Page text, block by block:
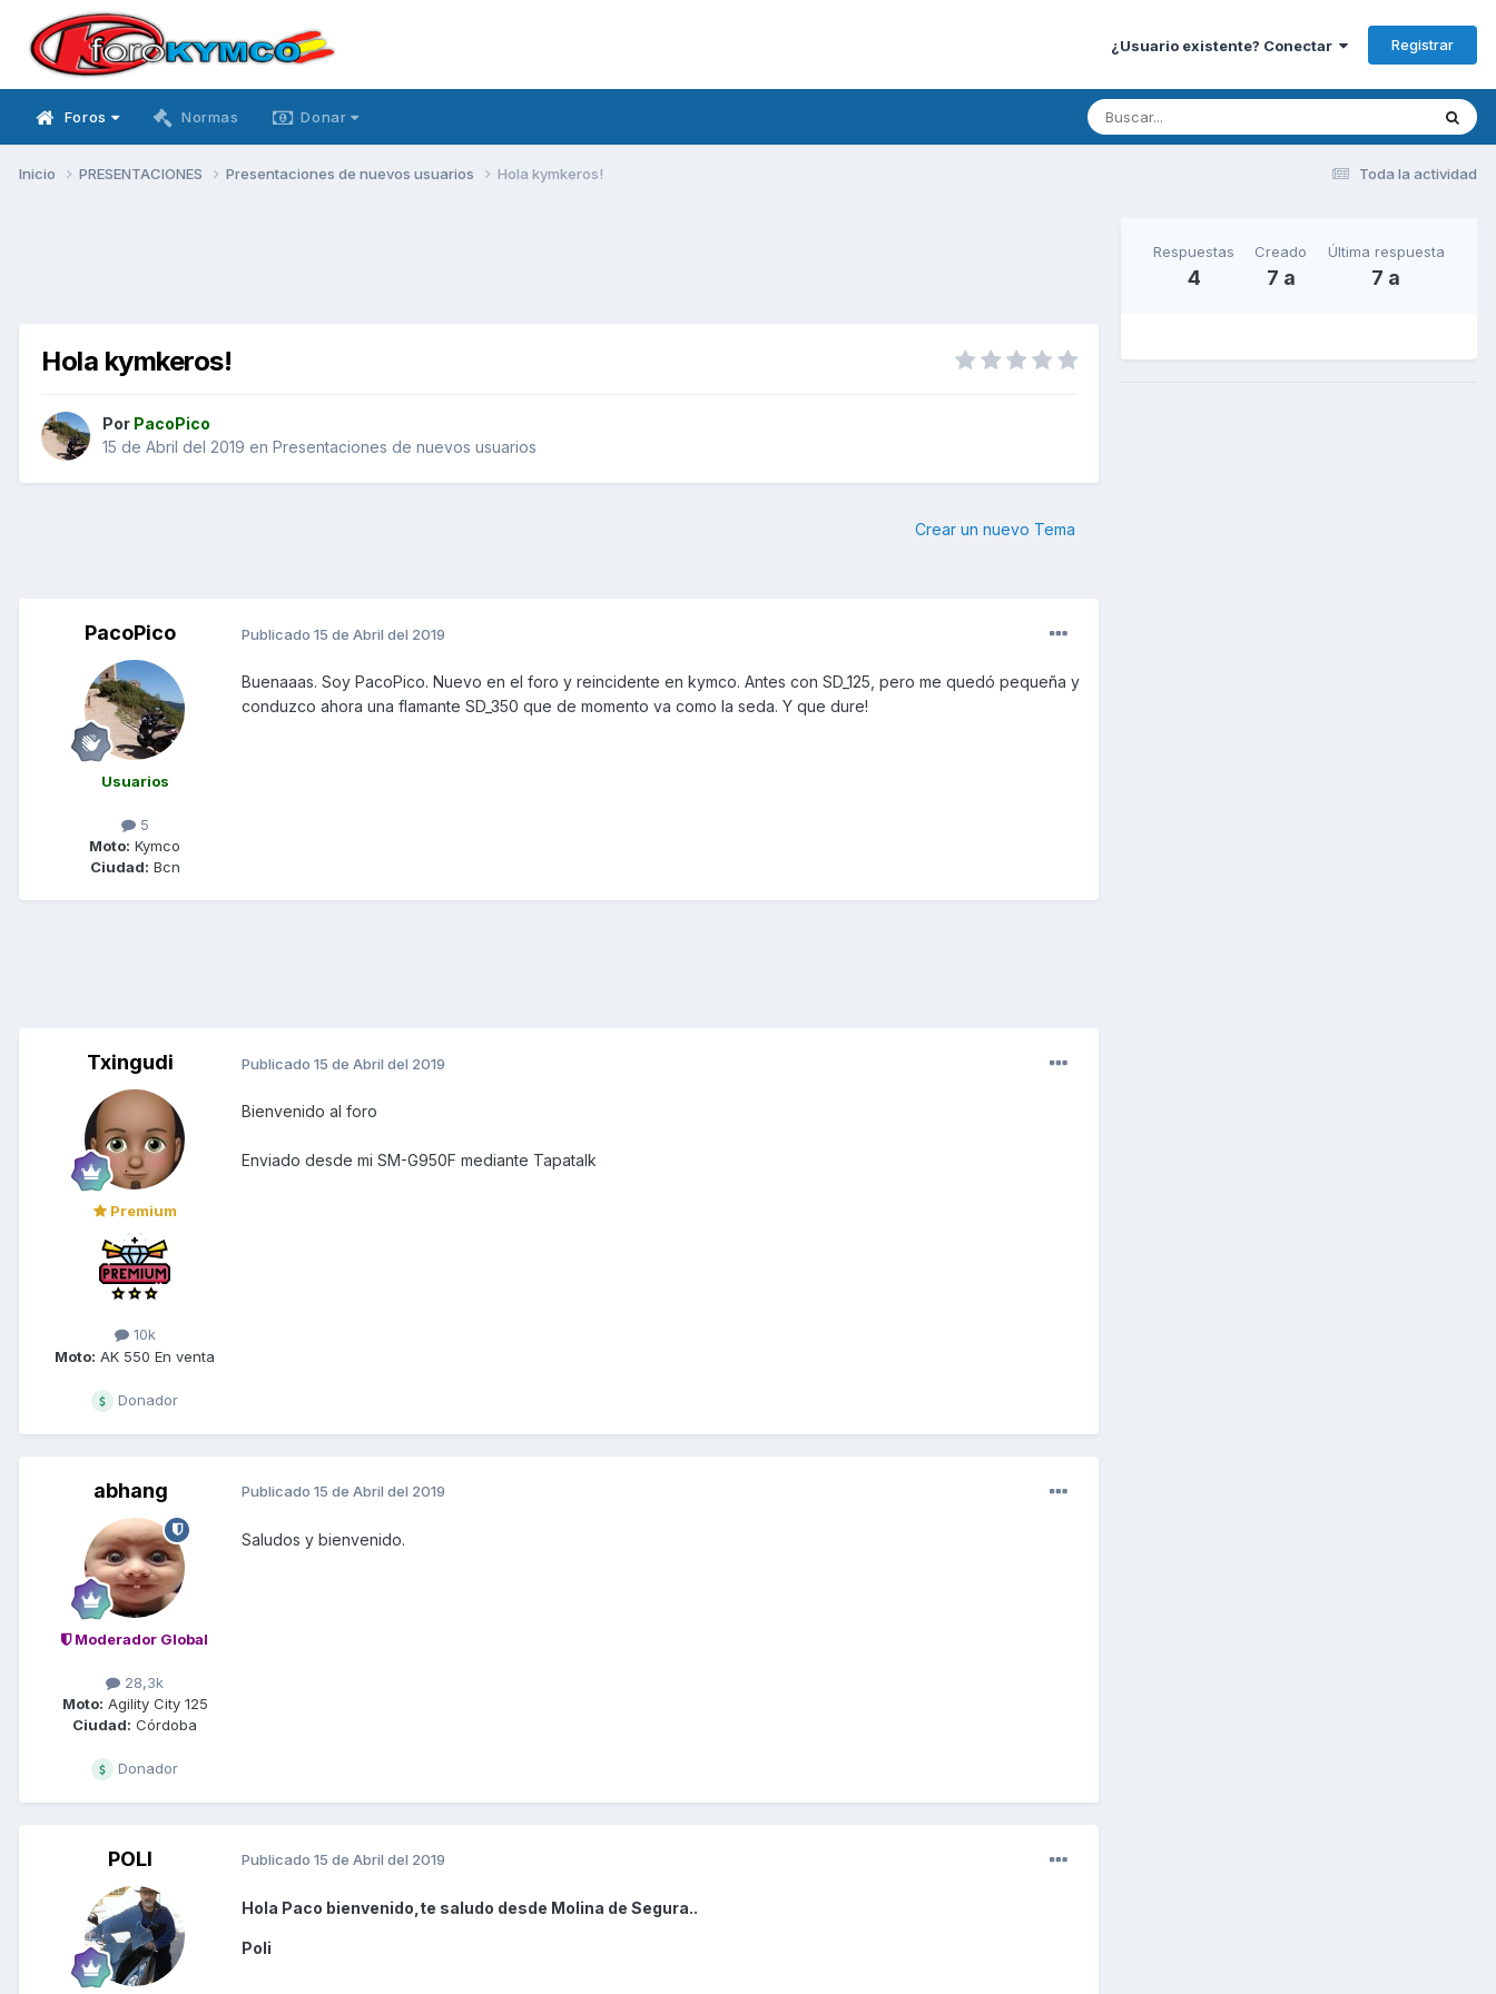
¿Usuario existente? Conectar Registrar
Foros Normas Donar
Toda la actividad
Inicio PRESENTACIONES Presentaciones de nuevos usuarios Hola kymkeros!
Hola kymkeros!
Por PacoPico
15 de Abril del 2019 en Presentaciones de nuevos usuarios
Crear un nuevo Tema
PacoPico
Usuarios
5
Moto: Kymco
Ciudad: Bcn
Publicado 15 de Abril del 2019
Buenaaas. Soy PacoPico. Nuevo en el foro y reincidente en kymco. Antes con SD_125, pero me quedó pequeña y
conduzco ahora una flamante SD_350 que de momento va como la seda. Y que dure!
Txingudi
Premium
10k
Moto: AK 550 En venta
Donador
Publicado 15 de Abril del 2019
Bienvenido al foro
Enviado desde mi SM-G950F mediante Tapatalk
abhang
Moderador Global
28,3k
Moto: Agility City 125
Ciudad: Córdoba
Donador
Publicado 15 de Abril del 2019
Saludos y bienvenido.
POLI Publicado 15 de Abril del 2019
Hola Paco bienvenido,te saludo desde Molina de Segura..
Poli
Respuestas
4
Creado
7 a
Última respuesta
7 a